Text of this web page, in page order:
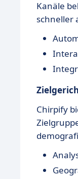
Kanäle
schneller
Chirpify